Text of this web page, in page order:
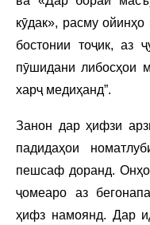
кӯдак», расму
бостонии тоҷик, аз
пӯшидани либосҳои
харҷ медиҳанд”.
Занон дар ҳифзи
падидаҳои
пешсаф доранд. Онҳо
ҷомеаро аз
ҳифз намоянд. Дар